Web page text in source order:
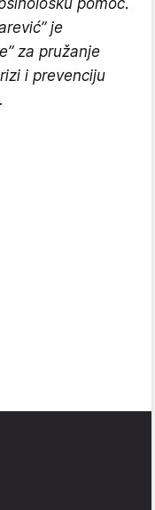
je
za pružanje
i prevenciju